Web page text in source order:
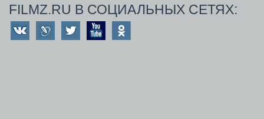
FILMZ.RU В СОЦИАЛЬНЫХ СЕТЯХ: